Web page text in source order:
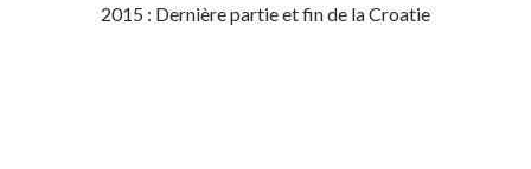
2015 : Dernière partie et fin de la Croatie